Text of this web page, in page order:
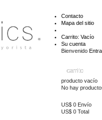
Contacto
Mapa del sitio
Carrito: Vacío
Su cuenta
Bienvenido
carrito
producto vacío
No hay
US$ 0 Envío
US$ 0 Total